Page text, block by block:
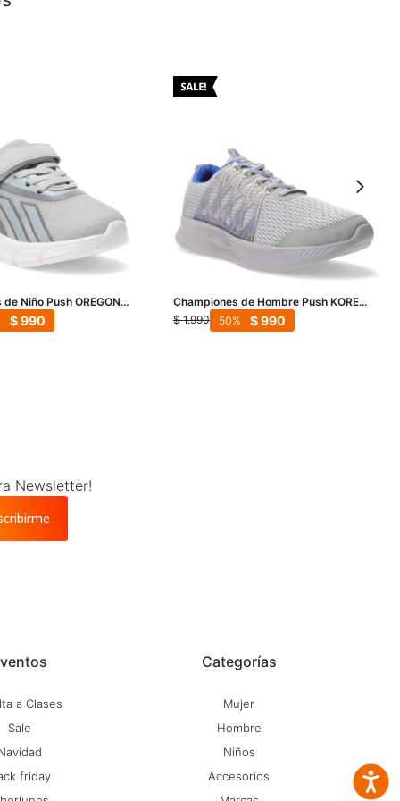
Niño Push OREGON
$990
Championes de Hombre Push KORE
con detalle en lateral - Gris
$ 1.990 $990
50
a Clases
Sale
friday
Categorías
Mujer
Hombre
Niños
Accesorios
Newsletter!